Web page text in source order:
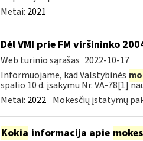
Metai: 2021
Dėl VMI prie FM viršininko
Web turinio sąrašas 2022-10-17
Informuojame, kad Valstybinės
spalio 10 d. įsakymu Nr. VA-78[1]
Metai: 2022 Mokesčių įstatymų
Kokia informacija apie